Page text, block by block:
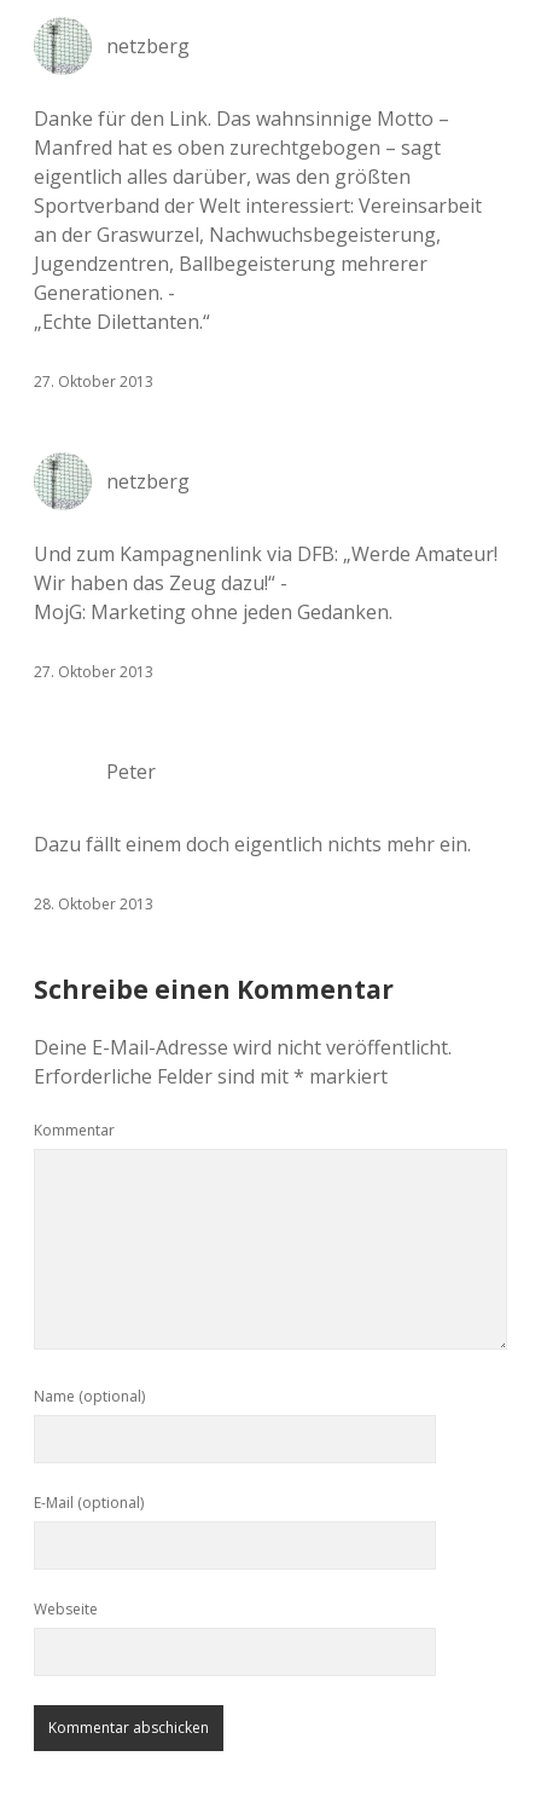
netzberg
Danke für den Link. Das wahnsinnige Motto –
Manfred hat es oben zurechtgebogen – sagt
eigentlich alles darüber, was den größten
Sportverband der Welt interessiert: Vereinsarbeit
an der Graswurzel, Nachwuchsbegeisterung,
Jugendzentren, Ballbegeisterung mehrerer
Generationen. -
„Echte Dilettanten.“
27. Oktober 2013
netzberg
Und zum Kampagnenlink via DFB: „Werde Amateur!
Wir haben das Zeug dazu!“ -
MojG: Marketing ohne jeden Gedanken.
27. Oktober 2013
Peter
Dazu fällt einem doch eigentlich nichts mehr ein.
28. Oktober 2013
Schreibe einen Kommentar
Deine E-Mail-Adresse wird nicht veröffentlicht.
Erforderliche Felder sind mit* markiert
Kommentar
Name (optional)
E-Mail (optional)
Webseite